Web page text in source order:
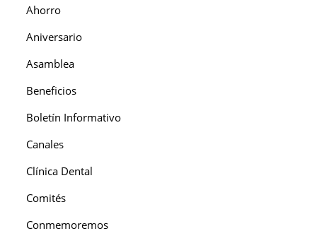
Ahorro
Aniversario
Asamblea
Beneficios
Boletín Informativo
Canales
Clínica Dental
Comités
Conmemoremos